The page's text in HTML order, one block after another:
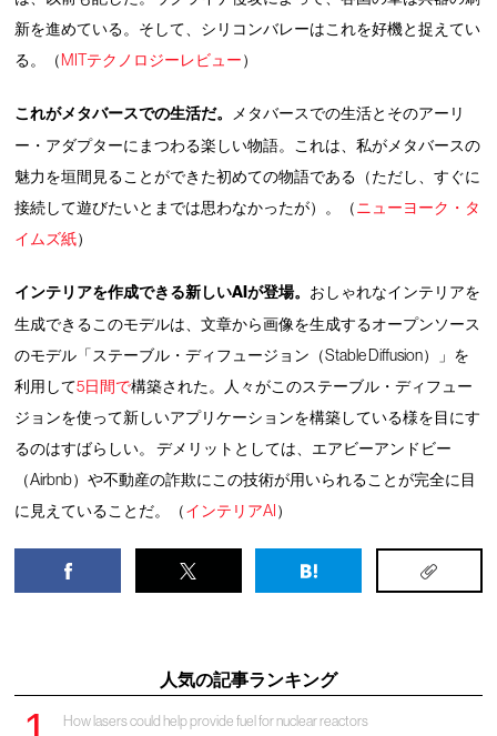
新を進めている。そして、シリコンバレーはこれを好機と捉えてい
る。（MITテクノロジーレビュー）
これがメタバースでの生活だ。
メタバースでの生活とそのアーリ
ー・アダプターにまつわる楽しい物語。これは、私がメタバースの
魅力を垣間見ることができた初めての物語である（ただし、すぐに
接続して遊びたいとまでは思わなかったが）。（ニューヨーク・タ
イムズ紙）
インテリアを作成できる新しいAIが登場。 おしゃれなインテリアを
生成できるこのモデルは、文章から画像を生成するオープンソース
のモデル「ステーブル・ディフュージョン（Stable Diffusion）」を
利用して5日間で構築された。人々がこのステーブル・ディフュー
ジョンを使って新しいアプリケーションを構築している様を目にす
るのはすばらしい。 デメリットとしては、エアビーアンドビー
（Airbnb）や不動産の詐欺にこの技術が用いられることが完全に目
に見えていることだ。（インテリアAI ）
人気の記事ランキング
How lasers could help provide fuel for nuclear reactors